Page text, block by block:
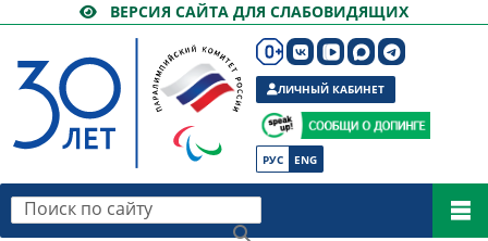
ВЕРСИЯ САЙТА ДЛЯ СЛАБОВИДЯЩИХ
РУС ENG
ЛИЧНЫЙ КАБИНЕТ
Поиск по сайту